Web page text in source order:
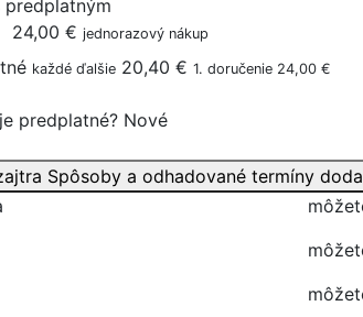
predplatným
24,00 € jednorazový nákup
každé ďalšie 20,40 € 1. doručenie 24,00 €
predplatné? Nové
Spôsoby a odhadované termíny